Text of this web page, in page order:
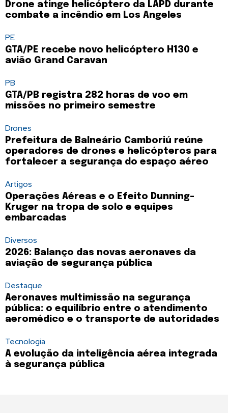
Drone atinge helicóptero da LAPD durante
combate a incêndio em Los Angeles
PE
GTA/PE recebe novo helicóptero H130 e
avião Grand Caravan
PB
GTA/PB registra 282 horas de voo em
missões no primeiro semestre
Drones
Prefeitura de Balneário Camboriú reúne
operadores de drones e helicópteros para
fortalecer a segurança do espaço aéreo
Artigos
Operações Aéreas e o Efeito Dunning-
Kruger na tropa de solo e equipes
embarcadas
Diversos
2026: Balanço das novas aeronaves da
aviação de segurança pública
Destaque
Aeronaves multimissão na segurança
pública: o equilíbrio entre o atendimento
aeromédico e o transporte de autoridades
Tecnologia
A evolução da inteligência aérea integrada
à segurança pública